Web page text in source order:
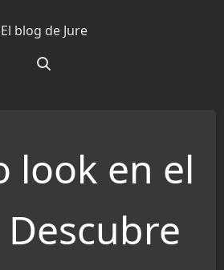
El blog de Jure
look en el